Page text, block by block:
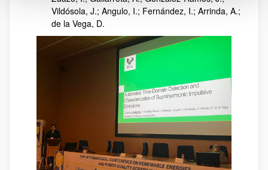
Vildósola, J.; Angulo, I.; Fernández, I.; Arrinda, A.;
de la Vega, D.